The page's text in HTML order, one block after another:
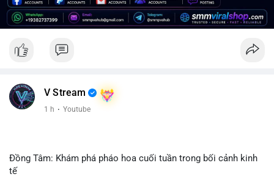
V Stream
1 h · Youtube
Đồng Tâm: Khám phá pháo hoa cuối tuần trong bối cảnh kinh
tế